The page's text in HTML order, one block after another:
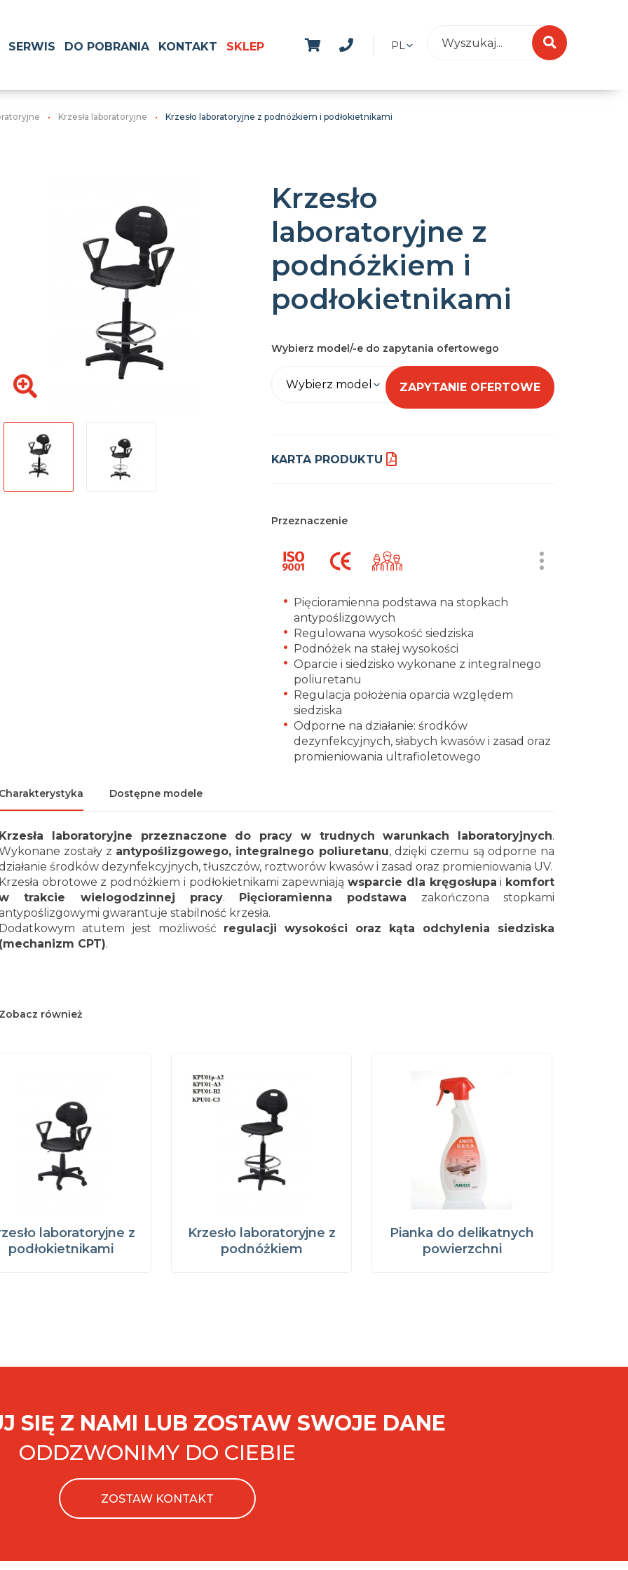
PL
SERWIS DO POBRANIA KONTAKT SKLEP
Krzesła laboratoryjne Krzesło laboratoryjne z podnóżkiem i podłokietnikami
Krzesło
laboratoryjne z
podnóżkiem i
podłokietnikami
Wybierz model/-e do zapytania ofertowego
Wybierz model ZAPYTANIE OFERTOWE
KARTA PRODUKTU
Przeznaczenie
Pięcioramienna podstawa na stopkach
antypoślizgowych
Regulowana wysokość siedziska
Podnóżek na stałej wysokości
Oparcie i siedzisko wykonane z integralnego
poliuretanu
Regulacja położenia oparcia względem
siedziska
Odporne na działanie: środków
dezynfekcyjnych, słabych kwasów i zasad oraz
promieniowania ultrafioletowego
Dostępne modele
laboratoryjne przeznaczone do pracy w trudnych warunkach laboratoryjnych.
zostały z antypoślizgowego, integralnego poliuretanu, dzięki czemu są odporne na
środków dezynfekcyjnych, tłuszczów, roztworów kwasów i zasad oraz promieniowania UV.
obrotowe z podnóżkiem i podłokietnikami zapewniająwsparcie dla kręgosłupa i komfort
trakcie wielogodzinnej pracy. Pięcioramienna podstawa zakończona stopkami
gwarantuje stabilność krzesła.
atutem jest możliwość regulacji wysokości oraz kąta odchylenia siedziska
CPT).
również
laboratoryjne z
podłokietnikami
Krzesło laboratoryjne z
podnóżkiem
Pianka do delikatnych
powierzchni
SIĘ Z NAMI LUB ZOSTAW SWOJE DANE
ODDZWONIMY DO CIEBIE
ZOSTAW KONTAKT